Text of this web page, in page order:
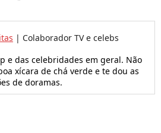
| Colaborador TV e celebs
e das celebridades em geral. Não
xícara de chá verde e te dou as
de doramas.